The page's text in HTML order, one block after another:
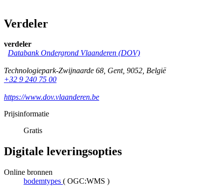
Verdeler
verdeler
Databank Ondergrond Vlaanderen (DOV)
Technologiepark-Zwijnaarde 68, Gent, 9052, België
+32 9 240 75 00
https://www.dov.vlaanderen.be
Prijsinformatie
Gratis
Digitale leveringsopties
Online bronnen
bodemtypes ( OGC:WMS )